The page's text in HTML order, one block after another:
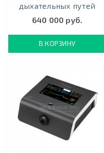
дыхательных путей
640 000 руб.
В КОРЗИНУ